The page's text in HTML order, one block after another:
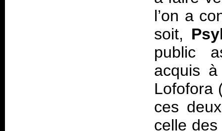
l’on a
soit,
public
acquis
Lofofora
ces
celle